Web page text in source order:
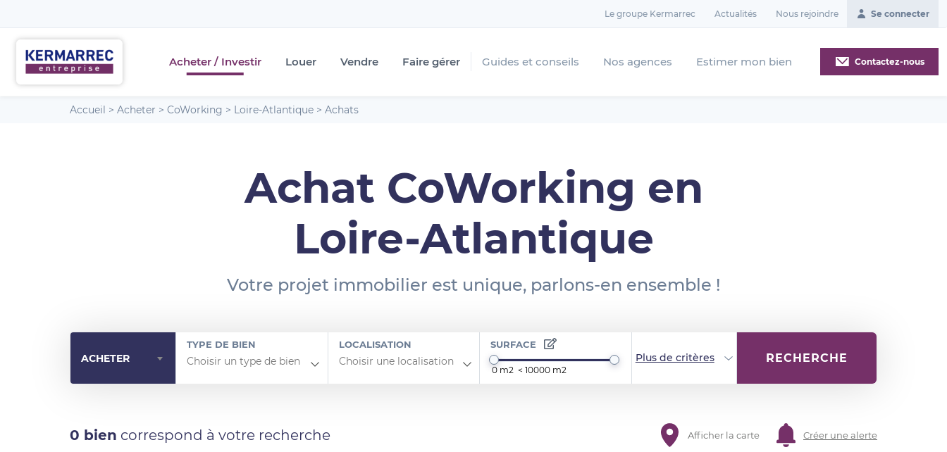
Le groupe Kermarrec Actualités Nous rejoindre Se connecter
Acheter / Investir Louer Vendre Faire gérer Guides et conseils Nos agences Estimer mon bien Contactez-nous
Accueil > Acheter > CoWorking > Loire-Atlantique > Achats
Achat CoWorking en
Loire-Atlantique
Votre projet immobilier est unique, parlons-en ensemble !
ACHETER
TYPE DE BIEN LOCALISATION SURFACE
Plus de critères RECHERCHE
0 bien correspond à votre recherche Afficher la carte Créer une alerte